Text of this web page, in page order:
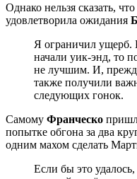
Однако нельзя сказать,
удовлетворила ожидания
Я ограничил ущерб.
начали уик-энд, то
не лучшим. И,
также получили
следующих гонок.
Самому Франческо
попытке обгона за два
одним махом сделать
Если бы это